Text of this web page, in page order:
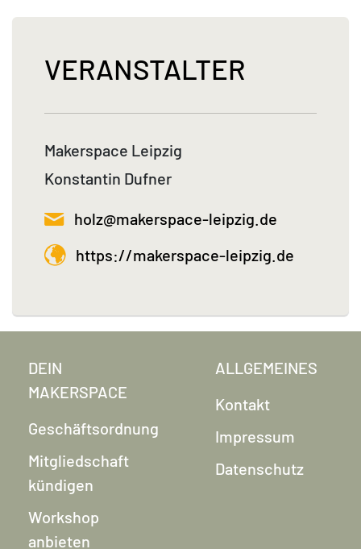
VERANSTALTER
Makerspace Leipzig
Konstantin Dufner
holz@makerspace-leipzig.de
https://makerspace-leipzig.de
DEIN
MAKERSPACE
Geschäftsordnung
Mitgliedschaft
kündigen
Workshop
anbieten
ALLGEMEINES
Kontakt
Impressum
Datenschutz